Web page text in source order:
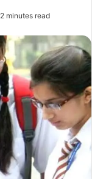
2 minutes read